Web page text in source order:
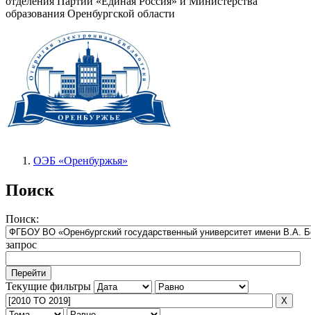
образования Оренбургской области
ОЭБ «Оренбуржья»
Поиск
Поиск:
запрос
Текущие фильтры